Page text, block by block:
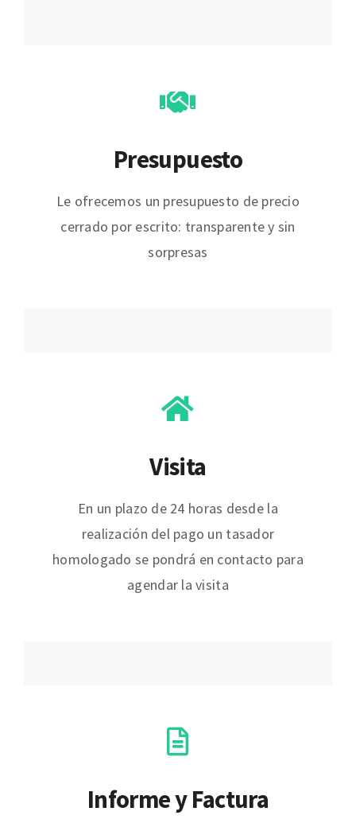
Presupuesto
Le ofrecemos un presupuesto de precio
cerrado por escrito: transparente y sin
sorpresas
Visita
En un plazo de 24 horas desde la
realización del pago un tasador
homologado se pondrá en contacto para
agendar la visita
Informe y Factura